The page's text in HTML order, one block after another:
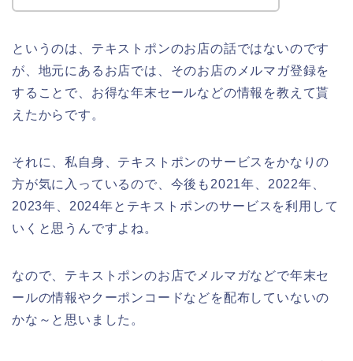
というのは、テキストポンのお店の話ではないのです
が、地元にあるお店では、そのお店のメルマガ登録を
することで、お得な年末セールなどの情報を教えて貰
えたからです。
それに、私自身、テキストポンのサービスをかなりの
方が気に入っているので、今後も2021年、2022年、
2023年、2024年とテキストポンのサービスを利用して
いくと思うんですよね。
なので、テキストポンのお店でメルマガなどで年末セ
ールの情報やクーポンコードなどを配布していないの
かな～と思いました。